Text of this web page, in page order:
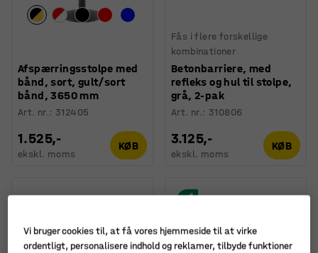
Afspærringsstolpe med
bånd, sort, gult/sort
bånd, 3650 mm
Art. nr.: 312405
1.525,-
ekskl. moms
KØB
Fås i flere forskellige
kombinationer
Betonbarriere, med
refleks og hul til stolpe,
grå, 2-pak
Art. nr.: 310806
3.125,-
ekskl. moms
KØB
Vi bruger cookies til, at få vores hjemmeside til at virke
ordentligt, personalisere indhold og reklamer, tilbyde funktioner